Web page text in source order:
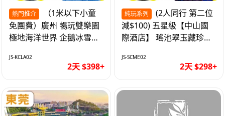
熱門推介
免團費）廣州 暢玩雙樂園
極地海洋世界 企鵝冰雪世
JS-KCLA02
2天 $398+
純玩系列
減$100) 五星級【中山國
際酒店】 瑤池翠玉藏珍盅
JS-SCME02
2天 $298+